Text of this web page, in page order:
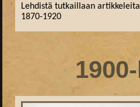
Lehdistä tutkaillaan
1870-1920